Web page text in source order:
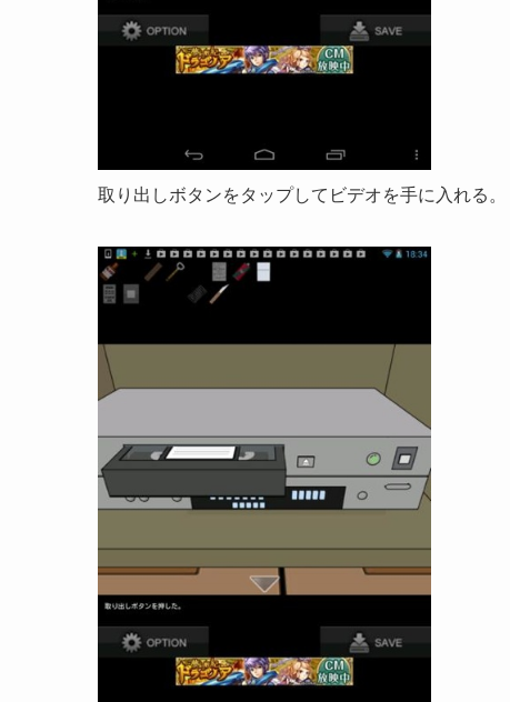
取り出しボタンをタップしてビデオを手に入れる。